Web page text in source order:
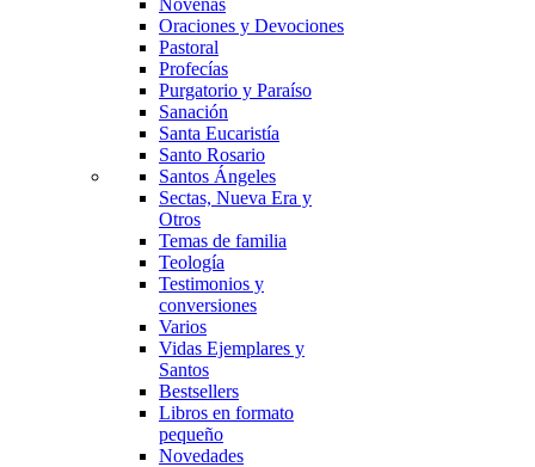
Novenas
Oraciones y Devociones
Pastoral
Profecías
Purgatorio y Paraíso
Sanación
Santa Eucaristía
Santo Rosario
Santos Ángeles
Sectas, Nueva Era y
Otros
Temas de familia
Teología
Testimonios y
conversiones
Varios
Vidas Ejemplares y
Santos
Bestsellers
Libros en formato
pequeño
Novedades